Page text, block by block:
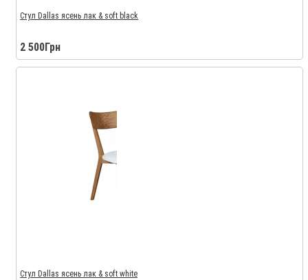
Стул Dallas ясень лак & soft black
2 500Грн
Стул Dallas ясень лак & soft white